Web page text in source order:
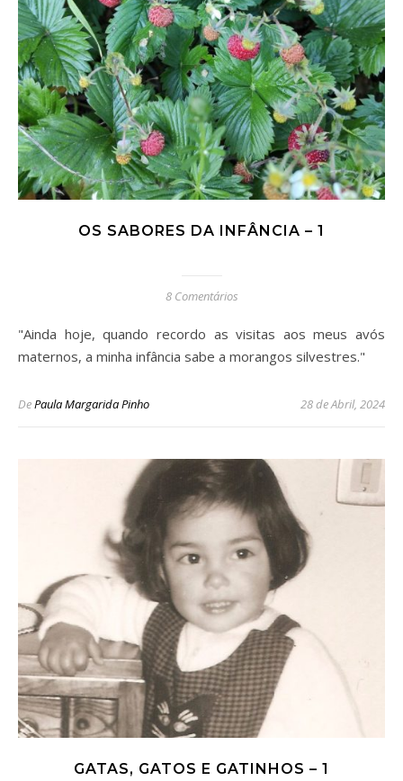
OS SABORES DA INFÂNCIA – 1
8 Comentários
"Ainda hoje, quando recordo as visitas aos meus avós
maternos, a minha infância sabe a morangos silvestres."
DePaula Margarida Pinho 28 de Abril, 2024
GATAS, GATOS E GATINHOS – 1